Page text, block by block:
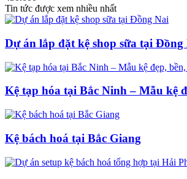
Tin tức được xem nhiều nhất
Dự án lắp đặt kệ shop sữa tại Đồng
Kệ tạp hóa tại Bắc Ninh – Mẫu kệ
Kệ bách hoá tại Bắc Giang